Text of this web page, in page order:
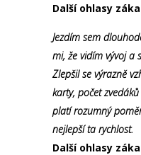
Další ohlasy
Jezdím sem
mi, že vidím vývoj a
Zlepšil se výrazně
karty, počet
platí rozumný
nejlepší ta rychlost.
Další ohlasy